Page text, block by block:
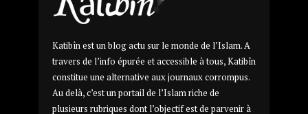
Katibîn est un blog actu sur le monde de l’Islam. A
travers de l’info épurée et accessible à tous, Katibîn
constitue une alternative aux journaux corrompus.
Au delà, c’est un portail de l’Islam riche de
plusieurs rubriques dont l’objectif est de parvenir à